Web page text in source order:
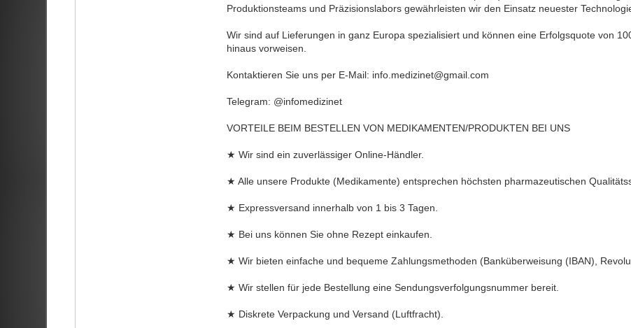
Produktionsteams und Präzisionslabors gewährleisten wir den Einsatz neuester
Wir sind auf Lieferungen in ganz Europa spezialisiert und können eine Erfolgsquote von
hinaus vorweisen.
Kontaktieren Sie uns per E-Mail: info.medizinet@gmail.com
Telegram: @infomedizinet
VORTEILE BEIM BESTELLEN VON MEDIKAMENTEN/PRODUKTEN BEI UNS
★ Wir sind ein zuverlässiger Online-Händler.
★ Alle unsere Produkte (Medikamente) entsprechen höchsten pharmazeutischen
★ Expressversand innerhalb von 1 bis 3 Tagen.
★ Bei uns können Sie ohne Rezept einkaufen.
★ Wir bieten einfache und bequeme Zahlungsmethoden (Banküberweisung (IBAN),
★ Wir stellen für jede Bestellung eine Sendungsverfolgungsnummer bereit.
★ Diskrete Verpackung und Versand (Luftfracht).